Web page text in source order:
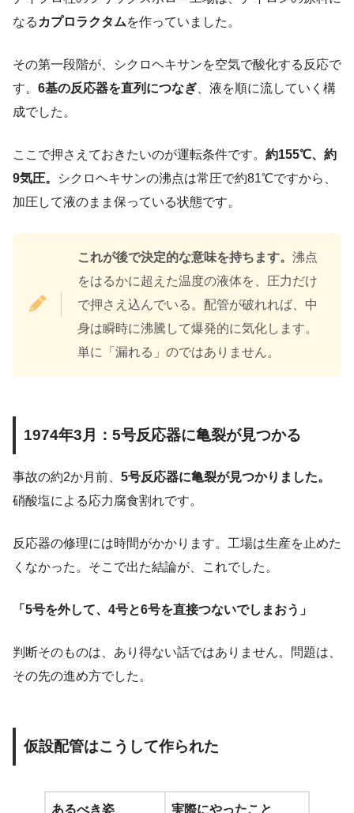
なるカプロラクタムを作っていました。
その第一段階が、シクロヘキサンを空気で酸化する反応で
す。 6基の反応器を直列につなぎ、液を順に流していく構
成でした。
ここで押さえておきたいのが運転条件です。 約155℃、約
9気圧。
シクロヘキサンの沸点は常圧で約81℃ですから、
加圧して液のまま保っている状態です。
これが後で決定的な意味を持ちます。 沸点
をはるかに超えた温度の液体を、圧力だけ
で押さえ込んでいる。配管が破れれば、中
身は瞬時に沸騰して爆発的に気化します。
単に「漏れる」のではありません。
1974年3月：5号反応器に亀裂が見つかる
事故の約2か月前、 5号反応器に亀裂が見つかりました。
硝酸塩による応力腐食割れです。
反応器の修理には時間がかかります。工場は生産を止めた
くなかった。そこで出た結論が、これでした。
「5号を外して、4号と6号を直接つないでしまおう」
判断そのものは、あり得ない話ではありません。問題は、
その先の進め方でした。
仮設配管はこうして作られた
あるべき姿 実際にやったこと